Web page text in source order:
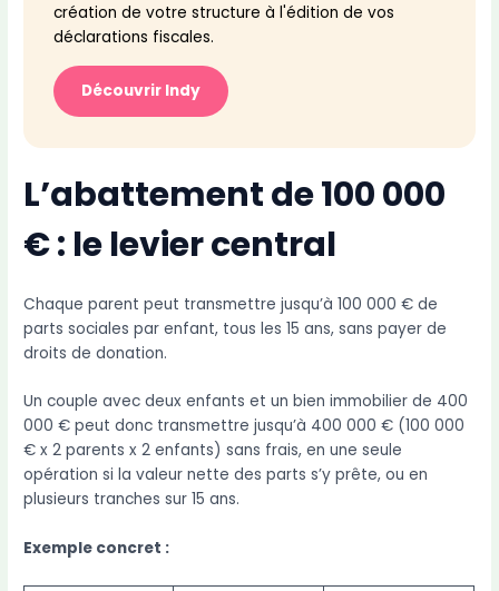
création de votre structure à l'édition de vos
déclarations fiscales.
Découvrir Indy
L’abattement de 100 000
€ : le levier central
Chaque parent peut transmettre jusqu’à 100 000 € de
parts sociales par enfant, tous les 15 ans, sans payer de
droits de donation.
Un couple avec deux enfants et un bien immobilier de 400
000 € peut donc transmettre jusqu’à 400 000 € (100 000
€ x 2 parents x 2 enfants) sans frais, en une seule
opération si la valeur nette des parts s’y prête, ou en
plusieurs tranches sur 15 ans.
Exemple concret :